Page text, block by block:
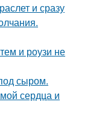
и сразу
и роузи не
сыром.
сердца и